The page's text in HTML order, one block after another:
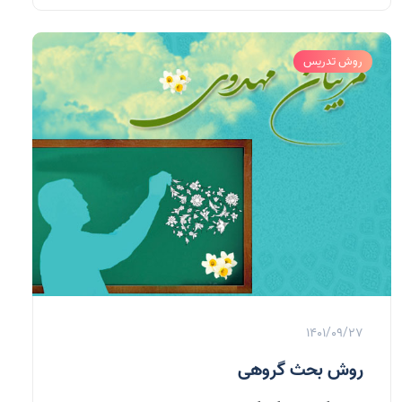
روش تدریس
1401/09/27
روش بحث گروهی